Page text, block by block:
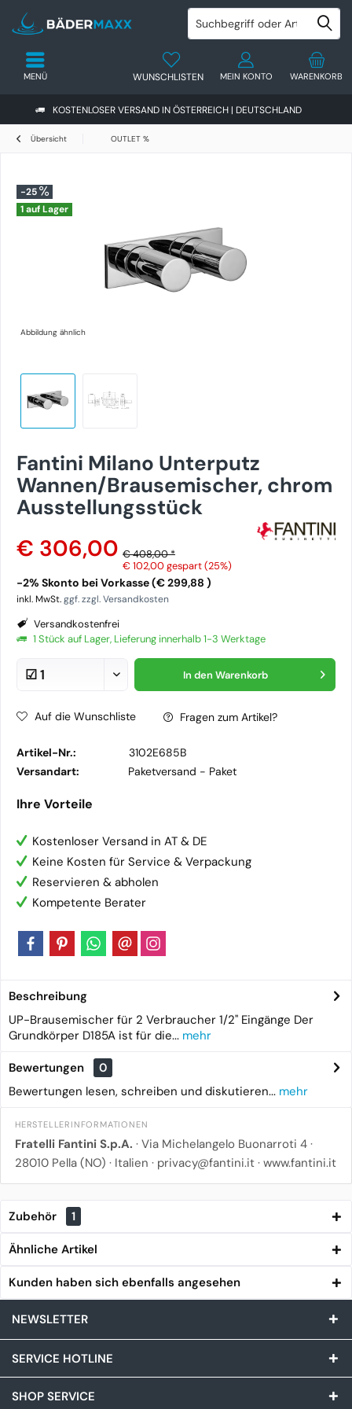
KOSTENLOSER VERSAND IN ÖSTERREICH | DEUTSCHLAND
WARENKORB
WUNSCHLISTEN MEIN KONTO
MENÜ
Übersicht OUTLET %
-25
1 auf Lager
Abbildung ähnlich
Fantini Milano Unterputz
Wannen/Brausemischer, chrom
Ausstellungsstück
€ 306,00 € 408,00 *
€ 102,00gespart (25%)
-2% Skonto bei Vorkasse (€ 299,88 )
inkl. MwSt.ggf. zzgl. Versandkosten
Versandkostenfrei
1 Stück auf Lager, Lieferung innerhalb 1-3 Werktage
In den Warenkorb
Auf die Wunschliste Fragen zum Artikel?
Artikel-Nr.:
3102E685B
Versandart:
Paketversand - Paket
Ihre Vorteile
Kostenloser Versand in AT & DE
Keine Kosten für Service & Verpackung
Reservieren & abholen
Kompetente Berater
Beschreibung
UP-Brausemischer für 2 Verbraucher 1/2'' Eingänge Der
Grundkörper D185A ist für die... mehr
Bewertungen
0
Bewertungen lesen, schreiben und diskutieren... mehr
HERSTELLERINFORMATIONEN
Fratelli Fantini S.p.A. · Via Michelangelo Buonarroti 4 ·
28010 Pella (NO) · Italien · privacy@fantini.it · www.fantini.it
Zubehör 1
Ähnliche Artikel
Kunden haben sich ebenfalls angesehen
NEWSLETTER
SERVICE HOTLINE
SHOP SERVICE